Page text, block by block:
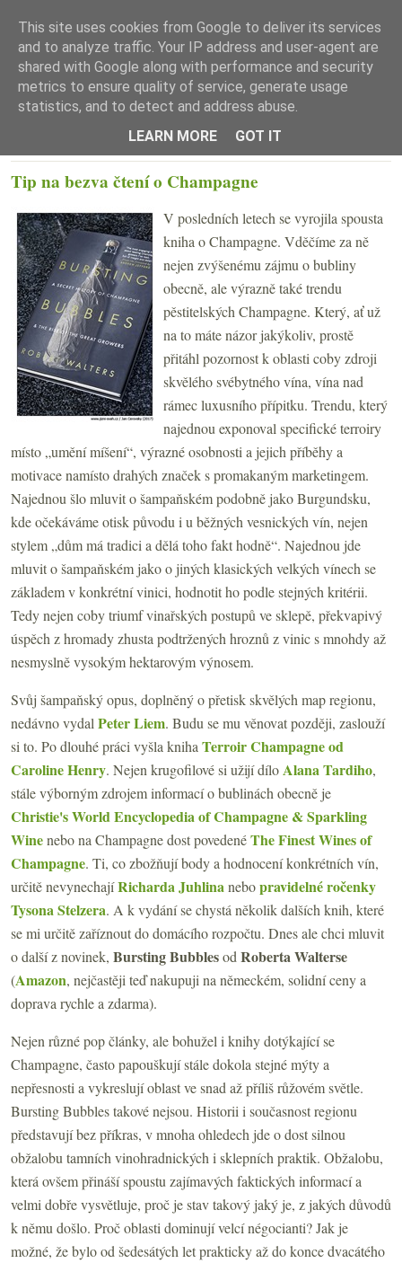
☰ Menu
Tip na bezva čtení o Champagne
V posledních letech se vyrojila spousta
kniha o Champagne. Vděčíme za ně
nejen zvýšenému zájmu o bubliny
obecně, ale výrazně také trendu
pěstitelských Champagne. Který, ať už
na to máte názor jakýkoliv, prostě
přitáhl pozornost k oblasti coby zdroji
skvělého svébytného vína, vína nad
rámec luxusního přípitku. Trendu, který
najednou exponoval specifické terroiry
místo „umění míšení“, výrazné osobnosti a jejich příběhy a
motivace namísto drahých značek s promakaným marketingem.
Najednou šlo mluvit o šampaňském podobně jako Burgundsku,
kde očekáváme otisk původu i u běžných vesnických vín, nejen
stylem „dům má tradici a dělá toho fakt hodně“. Najednou jde
mluvit o šampaňském jako o jiných klasických velkých vínech se
základem v konkrétní vinici, hodnotit ho podle stejných kritérii.
Tedy nejen coby triumf vinařských postupů ve sklepě, překvapivý
úspěch z hromady zhusta podtržených hroznů z vinic s mnohdy až
nesmyslně vysokým hektarovým výnosem.
Svůj šampaňský opus, doplněný o přetisk skvělých map regionu,
nedávno vydal Peter Liem. Budu se mu věnovat později, zaslouží
si to. Po dlouhé práci vyšla kniha Terroir Champagne od
Caroline Henry. Nejen krugofilové si užijí díloAlana Tardiho,
stále výborným zdrojem informací o bublinách obecně je
Christie's World Encyclopedia of Champagne & Sparkling
Winenebo na Champagne dost povedenéThe Finest Wines of
Champagne. Ti, co zbožňují body a hodnocení konkrétních vín,
určitě nevynechajíRicharda Juhlinanebopravidelné ročenky
Tysona Stelzera. A k vydání se chystá několik dalších knih, které
se mi určitě zaříznout do domácího rozpočtu. Dnes ale chci mluvit
o další z novinek, Bursting Bubblesod Roberta Walterse
(Amazon, nejčastěji teď nakupuji na německém, solidní ceny a
doprava rychle a zdarma).
Nejen různé pop články, ale bohužel i knihy dotýkající se
Champagne, často papouškují stále dokola stejné mýty a
nepřesnosti a vykreslují oblast ve snad až příliš růžovém světle.
Bursting Bubbles takové nejsou. Historii i současnost regionu
představují bez příkras, v mnoha ohledech jde o dost silnou
obžalobu tamních vinohradnických i sklepních praktik. Obžalobu,
která ovšem přináší spoustu zajímavých faktických informací a
velmi dobře vysvětluje, proč je stav takový jaký je, z jakých důvodů
k němu došlo. Proč oblasti dominují velcí négocianti? Jak je
možné, že bylo od šedesátých let prakticky až do konce dvacátého
This site uses cookies from Google to deliver its services
and to analyze traffic. Your IP address and user-agent are
shared with Google along with performance and security
metrics to ensure quality of service, generate usage
statistics, and to detect and address abuse.
LEARN MORE
GOT IT